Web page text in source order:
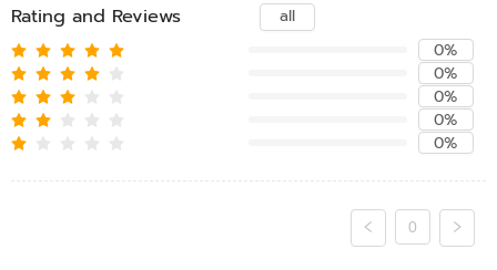
Rating and Reviews
all
0%
0%
0%
0%
0%
0